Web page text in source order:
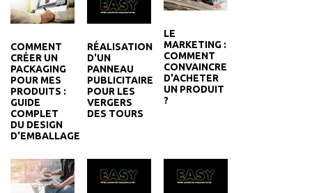
COMMENT
CRÉER UN
PACKAGING
POUR MES
PRODUITS :
GUIDE
COMPLET
DU DESIGN
D'EMBALLAGE
RÉALISATION
D'UN
PANNEAU
PUBLICITAIRE
POUR LES
VERGERS
DES TOURS
LE
MARKETING :
COMMENT
CONVAINCRE
D'ACHETER
UN PRODUIT
?